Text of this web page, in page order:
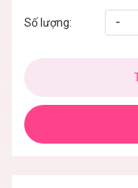
Số lượng: -